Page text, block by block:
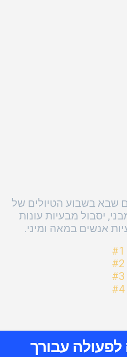
שבא בשבוע הטיולים של
יסבול מבעיות עונות
אנשים במאה ומיני.
לפעולה עבורך